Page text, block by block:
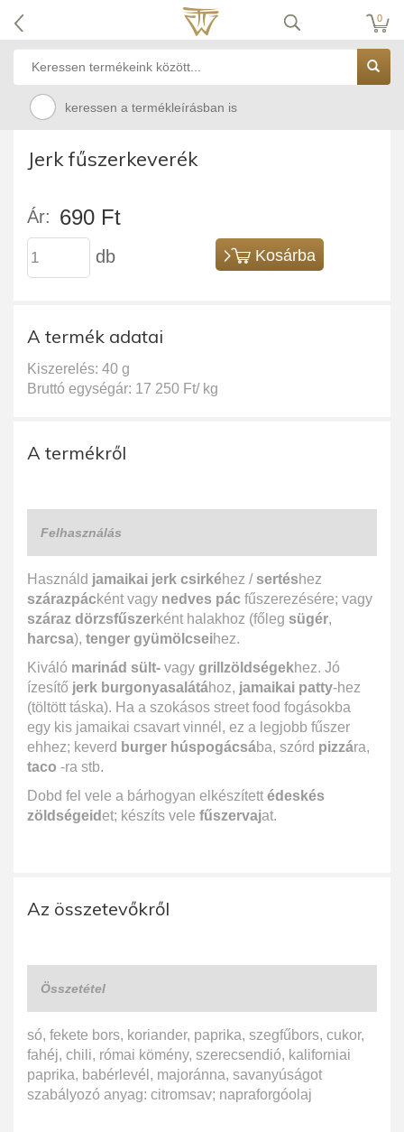
0
keressen a termékleírásban is
Jerk fűszerkeverék
Ár: 690 Ft
db Kosárba
A termék adatai
Kiszerelés: 40 g
Bruttó egységár: 17 250 Ft/ kg
A termékről
Felhasználás
Használd jamaikai jerk csirkéhez / sertéshez
szárazpácként vagy nedves pác fűszerezésére; vagy
száraz dörzsfűszerként halakhoz (főleg sügér,
harcsa), tenger gyümölcseihez.
Kiváló marinád sült- vagy grillzöldségekhez. Jó
ízesítő jerk burgonyasalátához, jamaikai patty-hez
(töltött táska). Ha a szokásos street food fogásokba
egy kis jamaikai csavart vinnél, ez a legjobb fűszer
ehhez; keverd burger húspogácsába, szórd pizzára,
taco -ra stb.
Dobd fel vele a bárhogyan elkészített édeskés
zöldségeidet; készíts vele fűszervajat.
Az összetevőkről
Összetétel
só, fekete bors, koriander, paprika, szegfűbors, cukor,
fahéj, chili, római kömény, szerecsendió, kaliforniai
paprika, babérlevél, majoránna, savanyúságot
szabályozó anyag: citromsav; napraforgóolaj